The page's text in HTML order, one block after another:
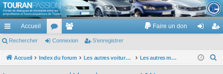
TouranPassion
Le forum des propriétaires ou futurs acquéreurs du Volkswagen Touran
cc
ès
Accueil
or
u
e
m
Faire un don
ne nr
Rechercher Connexion S’enregistrer
Accueil Index du forum Les autres voitures et ce qui touche à la voiture Les autres modèles du groupe VW